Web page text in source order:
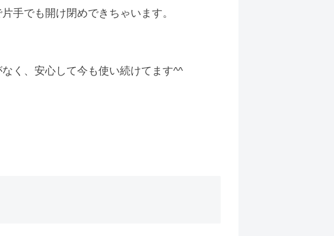
手でも開け閉めできちゃいます。
く、安心して今も使い続けてます^^